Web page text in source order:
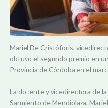
Mariel De Cristóforis,
obtuvo el segundo premio en
Provincia de Córdoba en el
La docente y vicedirectora de
Sarmiento de Mendiolaza,